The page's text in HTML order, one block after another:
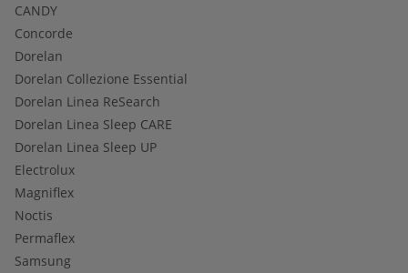
CANDY
Concorde
Dorelan
Dorelan Collezione Essential
Dorelan Linea ReSearch
Dorelan Linea Sleep CARE
Dorelan Linea Sleep UP
Electrolux
Magniflex
Noctis
Permaflex
Samsung